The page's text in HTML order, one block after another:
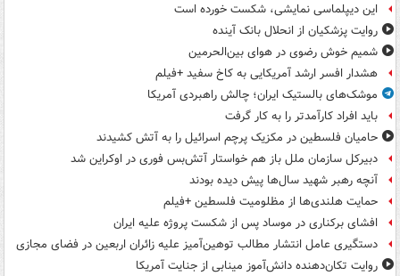
این دیپلماسی نمایشی، شکست خورده است
روایت پزشکیان از انحلال بانک آینده
شمیم خوش رضوی در هوای بین‌الحرمین
هشدار افسر ارشد آمریکایی به کاخ سفید +فیلم
موشک‌های بالستیک ایران؛ چالش راهبردی آمریکا
باید افراد کارآمدتر را به کار گرفت
حامیان فلسطین در مکزیک پرچم اسرائیل را به آتش کشیدند
دبیرکل سازمان ملل باز هم خواستار آتش‌بس فوری در اوکراین شد
آنچه رهبر شهید سال‌ها پیش دیده بودند
حمایت هلندی‌ها از مظلومیت فلسطین +فیلم
افشای برکناری در موساد پس از شکست پروژه علیه ایران
دستگیری عامل انتشار مطالب توهین‌آمیز علیه زائران اربعین در فضای مجازی
روایت تکان‌دهنده دانش‌آموز مینابی از جنایت آمریکا